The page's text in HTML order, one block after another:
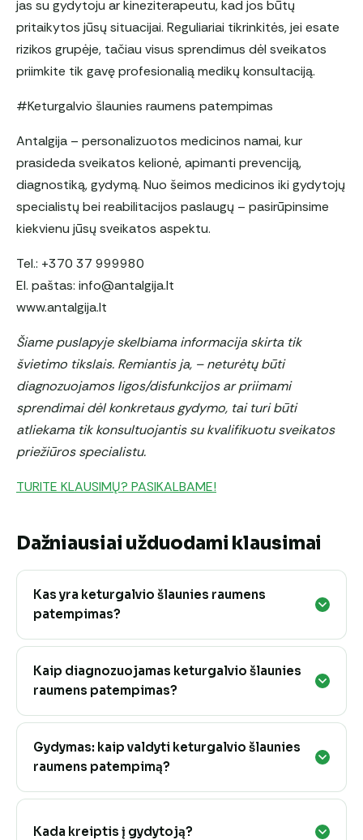
jas su gydytoju ar kineziterapeutu, kad jos būtų
pritaikytos jūsų situacijai. Reguliariai tikrinkitės, jei esate
rizikos grupėje, tačiau visus sprendimus dėl sveikatos
priimkite tik gavę profesionalią medikų konsultaciją.
#Keturgalvio šlaunies raumens patempimas
Antalgija – personalizuotos medicinos namai, kur
prasideda sveikatos kelionė, apimanti prevenciją,
diagnostiką, gydymą. Nuo šeimos medicinos iki gydytojų
specialistų bei reabilitacijos paslaugų – pasirūpinsime
kiekvienu jūsų sveikatos aspektu.
Tel.: +370 37 999980
El. paštas: info@antalgija.lt
www.antalgija.lt
Šiame puslapyje skelbiama informacija skirta tik
švietimo tikslais. Remiantis ja, – neturėtų būti
diagnozuojamos ligos/disfunkcijos ar priimami
sprendimai dėl konkretaus gydymo, tai turi būti
atliekama tik konsultuojantis su kvalifikuotu sveikatos
priežiūros specialistu.
TURITE KLAUSIMŲ? PASIKALBAME!
Dažniausiai užduodami klausimai
Kas yra keturgalvio šlaunies raumens
patempimas?
Kaip diagnozuojamas keturgalvio šlaunies
raumens patempimas?
Gydymas: kaip valdyti keturgalvio šlaunies
raumens patempimą?
Kada kreiptis į gydytoją?